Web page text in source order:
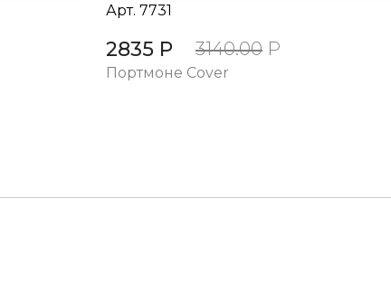
Арт. 7731
2835 Р 3140.00 Р
Портмоне Cover